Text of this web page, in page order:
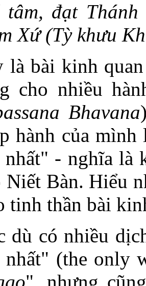
tâm, đạt
Xứ (Tỳ khưu
là bài kinh
cho nhiều
Bhavana
hành của
nhất" - nghĩa là
Niết Bàn. Hiểu
tinh thần bài
dù có nhiều
nhất" (the only